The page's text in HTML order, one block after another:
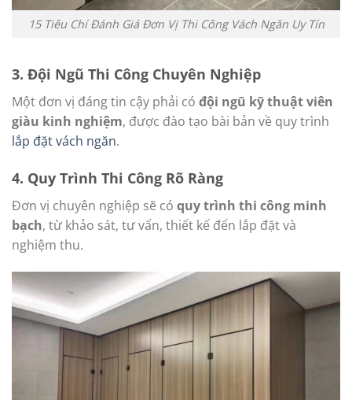
15 Tiêu Chí Đánh Giá Đơn Vị Thi Công Vách Ngăn Uy Tín
3. Đội Ngũ Thi Công Chuyên Nghiệp
Một đơn vị đáng tin cậy phải có đội ngũ kỹ thuật viên
giàu kinh nghiệm, được đào tạo bài bản về quy trình
lắp đặt vách ngăn.
4. Quy Trình Thi Công Rõ Ràng
Đơn vị chuyên nghiệp sẽ có quy trình thi công minh
bạch, từ khảo sát, tư vấn, thiết kế đến lắp đặt và
nghiệm thu.